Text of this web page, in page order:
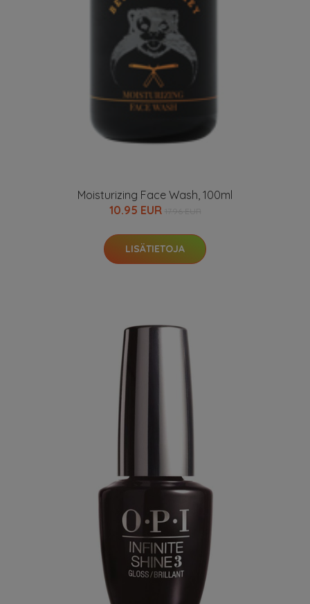
Moisturizing Face Wash, 100ml
10.95 EUR
LISÄTIETOJA